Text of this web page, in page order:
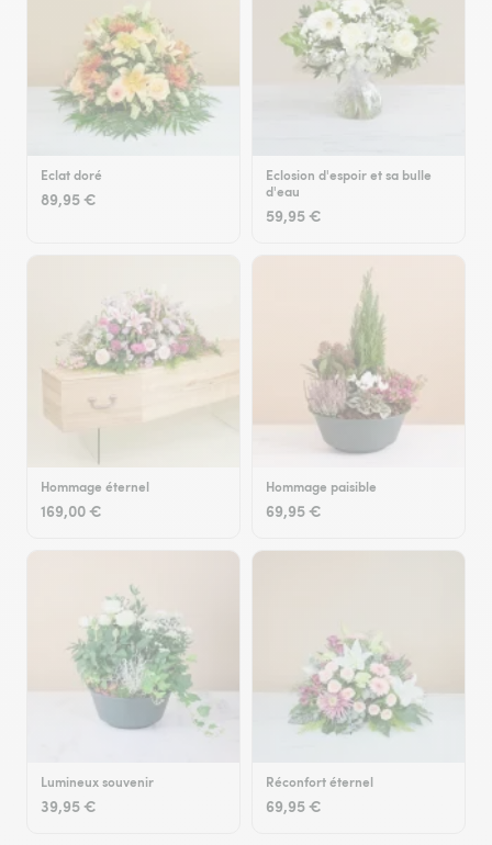
Eclat doré
89,95 €
Eclosion d'espoir et sa bulle
d'eau
59,95 €
Hommage éternel
169,00 €
Hommage paisible
69,95 €
Lumineux souvenir
39,95 €
Réconfort éternel
69,95 €